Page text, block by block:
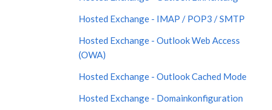
Hosted Exchange - IMAP / POP3 / SMTP
Hosted Exchange - Outlook Web Access
(OWA)
Hosted Exchange - Outlook Cached Mode
Hosted Exchange - Domainkonfiguration